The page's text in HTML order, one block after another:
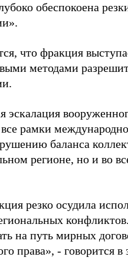
обеспокоена
что фракция
методами
эскалация
рамки
баланса
регионе, но и во
резко осудила
на путь мирных
права», - говорится в